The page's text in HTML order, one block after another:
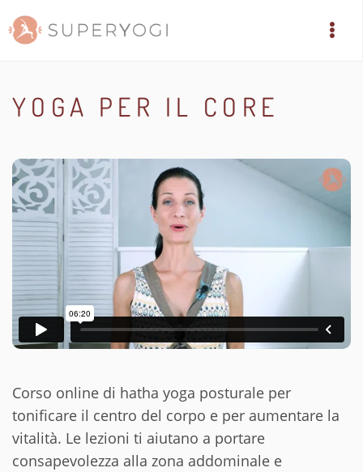
YOGA PER IL CORE
Corso online di hatha yoga posturale per
tonificare il centro del corpo e per aumentare la
vitalità. Le lezioni ti aiutano a portare
consapevolezza alla zona addominale e